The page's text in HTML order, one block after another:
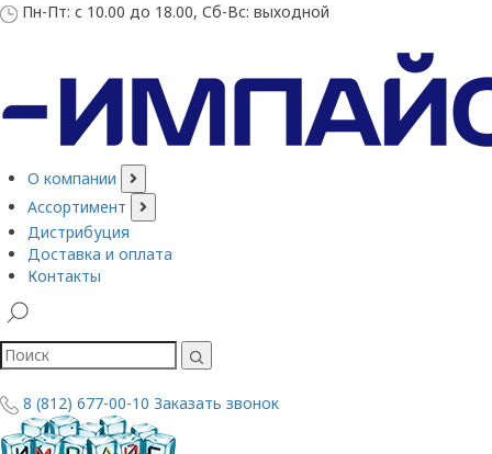
Пн-Пт: с 10.00 до 18.00, Сб-Вс: выходной
О компании
Ассортимент
Дистрибуция
Доставка и оплата
Контакты
8 (812) 677-00-10 Заказать звонок